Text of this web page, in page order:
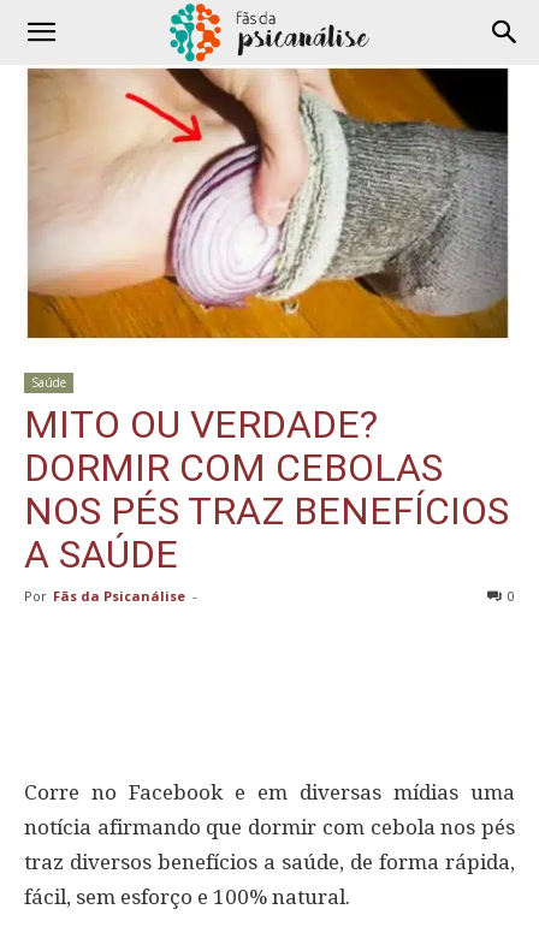
Saúde
MITO OU VERDADE?
DORMIR COM CEBOLAS
NOS PÉS TRAZ BENEFÍCIOS
A SAÚDE
Por Fãs da Psicanálise - 0
Corre no Facebook e em diversas mídias uma
notícia afirmando que dormir com cebola nos pés
traz diversos benefícios a saúde, de forma rápida,
fácil, sem esforço e 100% natural.